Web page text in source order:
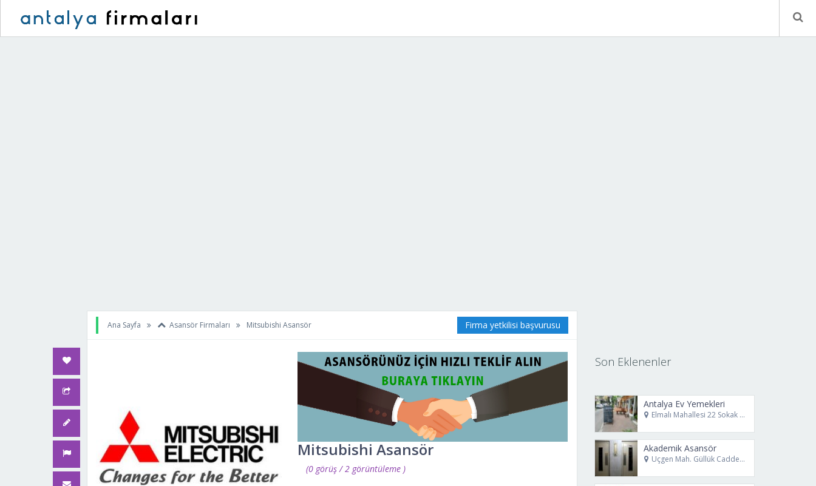
Ana Sayfa Asansör Firmaları Mitsubishi Asansör Firma yetkilisi başvurusu
Mitsubishi Asansör
(0 görüş / 2 görüntüleme )
Son Eklenenler
Antalya Ev Yemekleri
Elmalı Mahallesi 22 Sokak No: 8/B Muratpaşa Antalya
Akademik Asansör
Üçgen Mah. Güllük Caddesi. No: 78 Muratpaşa Antalya